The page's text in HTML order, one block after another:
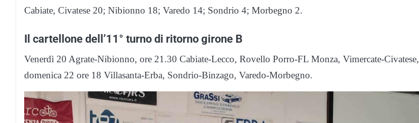
Cabiate, Civatese 20; Nibionno 18; Varedo 14; Sondrio 4; Morbegno 2.
Il cartellone dell’11° turno di ritorno girone B
Venerdì 20 Agrate-Nibionno, ore 21.30 Cabiate-Lecco, Rovello Porro-FL Monza, Vimercate-Civatese,
domenica 22 ore 18 Villasanta-Erba, Sondrio-Binzago, Varedo-Morbegno.